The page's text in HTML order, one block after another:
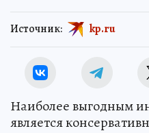
Источник: kp.ru
Наиболее выгодным
является